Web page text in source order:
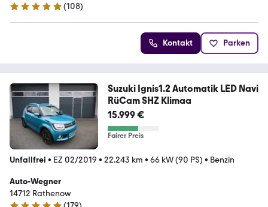
5 Sterne
(108)
Kontakt Parken
Suzuki Ignis1.2 Automatik LED Navi
RüCam SHZ Klimaa
15.999 €
Fairer Preis
Unfallfrei • EZ 02/2019 • 22.243 km • 66 kW (90 PS) • Benzin
Auto-Wegner
14712 Rathenow